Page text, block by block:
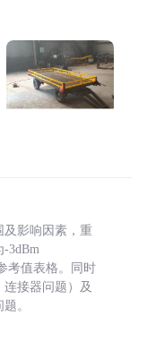
及影响因素，重
-3dBm
考值表格。同时
接器问题）及
。